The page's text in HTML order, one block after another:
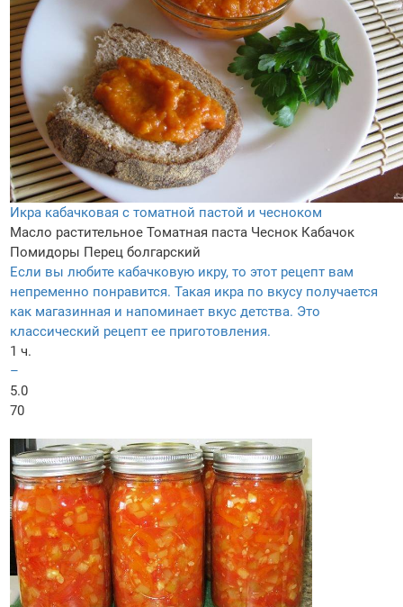
Икра кабачковая с томатной пастой и чесноком
Масло растительное Томатная паста Чеснок Кабачок
Помидоры Перец болгарский
Если вы любите кабачковую икру, то этот рецепт вам
непременно понравится. Такая икра по вкусу получается
как магазинная и напоминает вкус детства. Это
классический рецепт ее приготовления.
1 ч.
–
5.0
70